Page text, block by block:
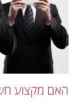
האם מקצוע